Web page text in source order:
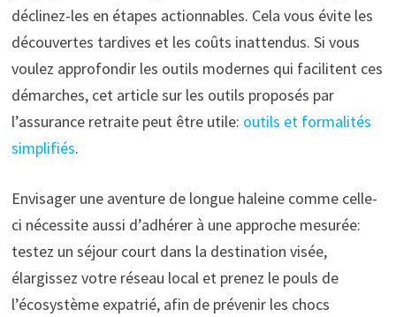
déclinez-les en étapes actionnables. Cela vous évite les
découvertes tardives et les coûts inattendus. Si vous
voulez approfondir les outils modernes qui facilitent ces
démarches, cet article sur les outils proposés par
l’assurance retraite peut être utile: outils et formalités
simplifiés.
Envisager une aventure de longue haleine comme celle-
ci nécessite aussi d’adhérer à une approche mesurée:
testez un séjour court dans la destination visée,
élargissez votre réseau local et prenez le pouls de
l’écosystème expatrié, afin de prévenir les chocs